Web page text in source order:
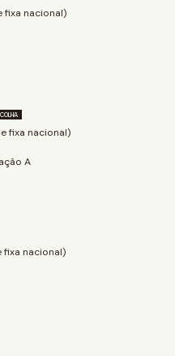
fixa nacional)
fixa nacional)
A
fixa nacional)